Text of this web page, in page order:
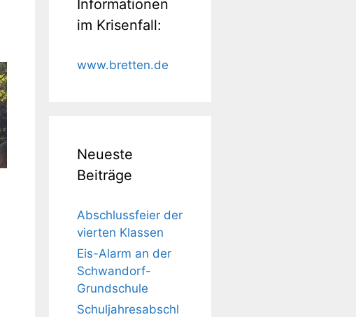
Informationen
im Krisenfall:
www.bretten.de
Neueste
Beiträge
Abschlussfeier der
vierten Klassen
Eis-Alarm an der
Schwandorf-
Grundschule
Schuljahresabschl